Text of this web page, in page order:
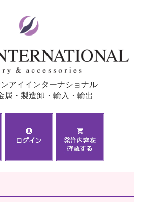
アイインターナショナル
属・製造卸・輸入・輸出